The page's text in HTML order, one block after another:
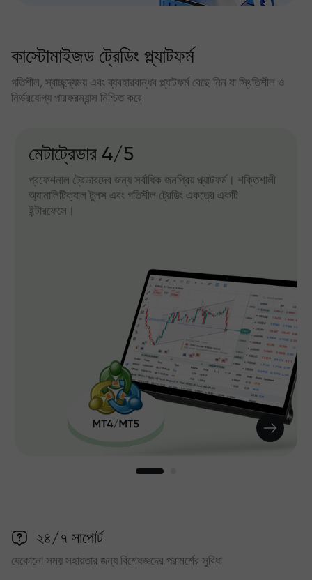
কাস্টোমাইজড ট্রেডিং প্ল্যাটফর্ম
গতিশীল, স্বাচ্ছন্দ্যময় এবং ব্যবহারবান্ধব প্ল্যাটফর্ম বেছে নিন যা স্থিতিশীল ও
নির্ভরযোগ্য পারফরম্যান্স নিশ্চিত করে
মেটাট্রেডার 4/5
প্রফেশনাল ট্রেডারদের জন্য সর্বাধিক জনপ্রিয় প্ল্যাটফর্ম। শক্তিশালী
অ্যানালিটিক্যাল টুলস এবং গতিশীল ট্রেডিং একত্রে একটি
ইন্টারফেসে।
২৪/৭ সাপোর্ট
যেকোনো সময় সহায়তার জন্য বিশেষজ্ঞদের পরামর্শের সুবিধা